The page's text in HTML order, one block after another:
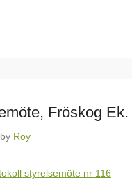
Fröskog
by Roy
styrelsemöte nr 116